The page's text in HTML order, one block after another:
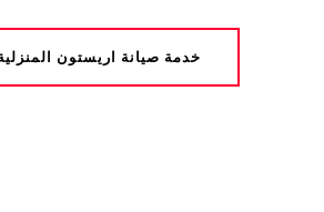
خدمة صيانة اريستون